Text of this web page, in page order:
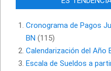
Cronograma de Pagos
BN (115)
Calendarización del Año
Escala de Sueldos a